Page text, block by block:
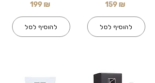
199 ₪
להוסיף לסל
159 ₪
להוסיף לסל